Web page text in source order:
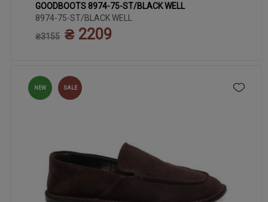
36 37 38 39 40 41
GOODBOOTS 8974-75-ST/BLACK WELL
8974-75-ST/BLACK WELL
₴3155 ₴ 2209
NEW SALE